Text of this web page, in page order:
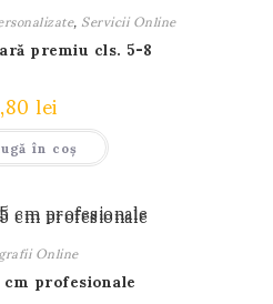
,Servicii Online
premiu cls. 5-8
lei
în coș
Online
profesionale